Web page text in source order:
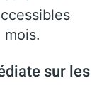
sur les